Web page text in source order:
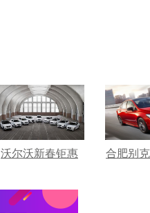
沃尔沃新春钜惠 合肥别